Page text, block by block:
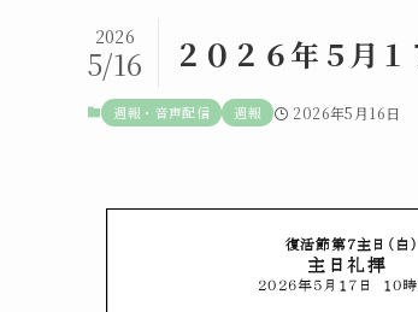
２０２６年５月
2026
5/16
週報・音声配信 週報 2026年5月16日